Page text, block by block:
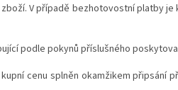
V případě bezhotovostní platby je
podle pokynů příslušného
cenu splněn okamžikem připsání